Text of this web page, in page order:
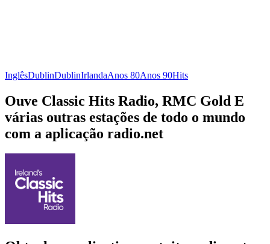
InglêsDublinDublinIrlandaAnos 80Anos 90Hits
Ouve Classic Hits Radio, RMC Gold E
várias outras estações de todo o mundo
com a aplicação radio.net